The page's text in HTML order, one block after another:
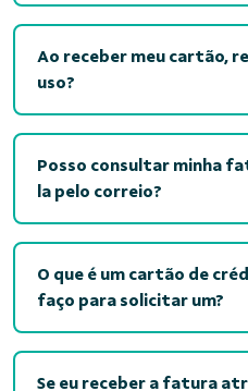
Ao receber meu cartão,
uso?
Posso consultar minha
la pelo correio?
O que é um cartão de
faço para solicitar um?
Se eu receber a fatura